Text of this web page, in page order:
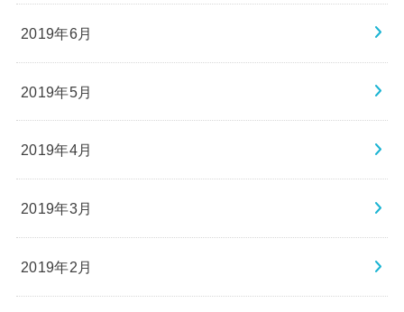
2019年6月
2019年5月
2019年4月
2019年3月
2019年2月